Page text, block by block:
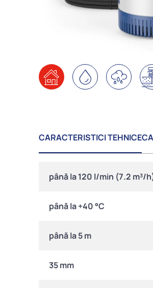
CARACTERISTICI TEHNICE
până la 120 l/min (7.2 m³/
până la +40 °C
până la 5 m
35 mm